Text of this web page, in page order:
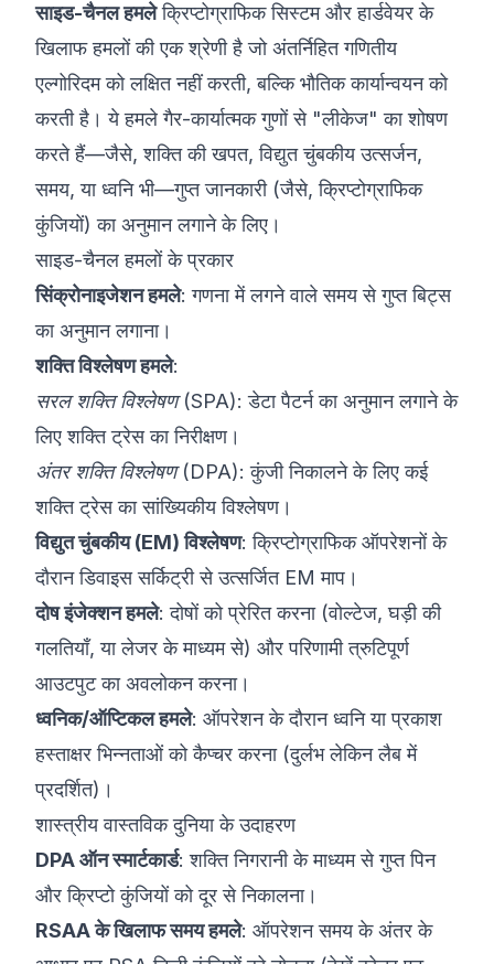
साइड-चैनल हमलेक्रिप्टोग्राफिक सिस्टम और हार्डवेयर के
खिलाफ हमलों की एक श्रेणी है जो अंतर्निहित गणितीय
एल्गोरिदम को लक्षित नहीं करती, बल्कि भौतिक कार्यान्वयन को
करती है। ये हमले गैर-कार्यात्मक गुणों से "लीकेज" का शोषण
करते हैं—जैसे, शक्ति की खपत, विद्युत चुंबकीय उत्सर्जन,
समय, या ध्वनि भी—गुप्त जानकारी (जैसे, क्रिप्टोग्राफिक
कुंजियों) का अनुमान लगाने के लिए।
साइड-चैनल हमलों के प्रकार
सिंक्रोनाइजेशन हमले: गणना में लगने वाले समय से गुप्त बिट्स
का अनुमान लगाना।
शक्ति विश्लेषण हमले:
सरल शक्ति विश्लेषण (SPA): डेटा पैटर्न का अनुमान लगाने के
लिए शक्ति ट्रेस का निरीक्षण।
अंतर शक्ति विश्लेषण (DPA): कुंजी निकालने के लिए कई
शक्ति ट्रेस का सांख्यिकीय विश्लेषण।
विद्युत चुंबकीय (EM) विश्लेषण: क्रिप्टोग्राफिक ऑपरेशनों के
दौरान डिवाइस सर्किट्री से उत्सर्जित EM माप।
दोष इंजेक्शन हमले: दोषों को प्रेरित करना (वोल्टेज, घड़ी की
गलतियाँ, या लेजर के माध्यम से) और परिणामी त्रुटिपूर्ण
आउटपुट का अवलोकन करना।
ध्वनिक/ऑप्टिकल हमले: ऑपरेशन के दौरान ध्वनि या प्रकाश
हस्ताक्षर भिन्नताओं को कैप्चर करना (दुर्लभ लेकिन लैब में
प्रदर्शित)।
शास्त्रीय वास्तविक दुनिया के उदाहरण
DPA ऑन स्मार्टकार्ड: शक्ति निगरानी के माध्यम से गुप्त पिन
और क्रिप्टो कुंजियों को दूर से निकालना।
RSAA के खिलाफ समय हमले: ऑपरेशन समय के अंतर के